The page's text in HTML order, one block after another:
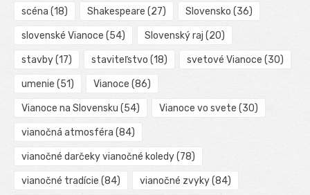
scéna (18) Shakespeare (27) Slovensko (36)
slovenské Vianoce (54) Slovenský raj (20)
stavby(17) staviteľstvo (18) svetové Vianoce (30)
umenie (51) Vianoce (86)
Vianoce na Slovensku (54) Vianoce vo svete (30)
vianočná atmosféra (84)
vianočné darčeky vianočné koledy(78)
vianočné tradície (84) vianočné zvyky(84)